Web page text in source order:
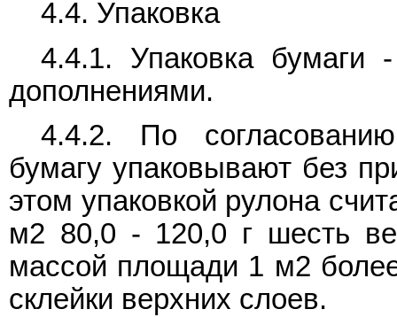
4.4. Упаковка
4.4.1. Упаковка
дополнениями.
4.4.2. По
бумагу упаковывают без
этом упаковкой рулона
м2 80,0 - 120,0 г шесть
массой площади 1 м2
склейки верхних слоев.